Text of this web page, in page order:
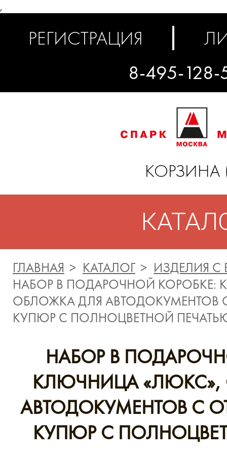
,
РЕГИСТРАЦИЯ
8-495-128-
КОРЗИНА
ГЛАВНАЯ КАТАЛОГ
ИЗДЕЛИЯ
НАБОР В ПОДАРОЧНОЙ КОРОБКЕ:
ОБЛОЖКА ДЛЯ АВТОДОКУМЕНТОВ
КУПЮР С ПОЛНОЦВЕТНОЙ
НАБОР В
КЛЮЧНИЦА
АВТОДОКУМЕНТОВ С
КУПЮР С